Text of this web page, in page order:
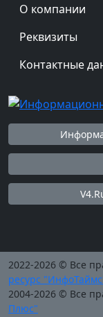
О компании
Реквизиты
Контактные
2022-2026 © Все
ресурс
2004-2026 © Все
Плюс"